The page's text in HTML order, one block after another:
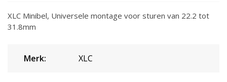
XLC Minibel, Universele montage voor sturen van 22.2 tot
31.8mm
Merk: XLC